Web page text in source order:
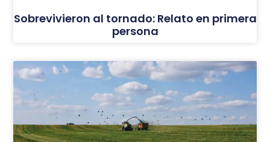
Sobrevivieron al tornado: Relato en primera
persona